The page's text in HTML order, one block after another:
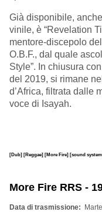
Già disponibile,
vinile, è “Revelation
mentore-discepolo
O.B.F., dal quale
Style”. In chiusura
del 2019, si rimane
d’Africa, filtrata dalle
voce di Isayah.
[Dub] [Reggae] [More Fire] [sound
More Fire RRS -
Data di trasmissione